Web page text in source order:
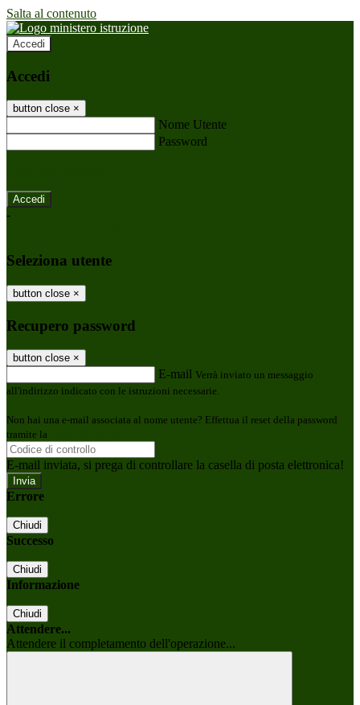
Salta al contenuto
Accedi
Accedi
button close ×
Nome Utente
Password
-
Seleziona utente
button close ×
Recupero password
button close ×
E-mail Verrà inviato un messaggio
all'indirizzo indicato con le istruzioni necessarie.
Non hai una e-mail associata al nome utente? Effettua il reset della password
tramite la
E-mail inviata, si prega di controllare la casella di posta elettronica!
Errore
Chiudi
Successo
Chiudi
Informazione
Chiudi
Attendere...
Attendere il completamento dell'operazione...